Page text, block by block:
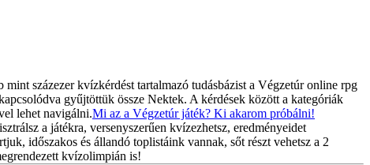
mint százezer kvízkérdést tartalmazó tudásbázist a Végzetúr online rpg
gyűjtöttük össze Nektek. A kérdések között a kategóriák
lehet navigálni.Mi az a Végzetúr játék? Ki akarom próbálni!
a játékra, versenyszerűen kvízezhetsz, eredményeidet
időszakos és állandó toplistáink vannak, sőt részt vehetsz a 2
kvízolimpián is!